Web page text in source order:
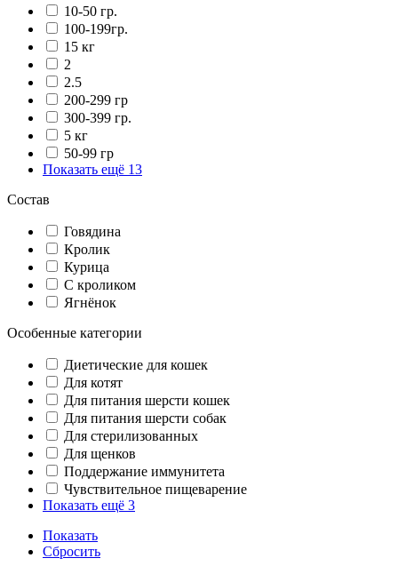
10-50 гр.
100-199гр.
15 кг
2
2.5
200-299 гр
300-399 гр.
5 кг
50-99 гр
Показать ещё 13
Состав
Говядина
Кролик
Курица
С кроликом
Ягнёнок
Особенные категории
Диетические для кошек
Для котят
Для питания шерсти кошек
Для питания шерсти собак
Для стерилизованных
Для щенков
Поддержание иммунитета
Чувствительное пищеварение
Показать ещё 3
Показать
Сбросить